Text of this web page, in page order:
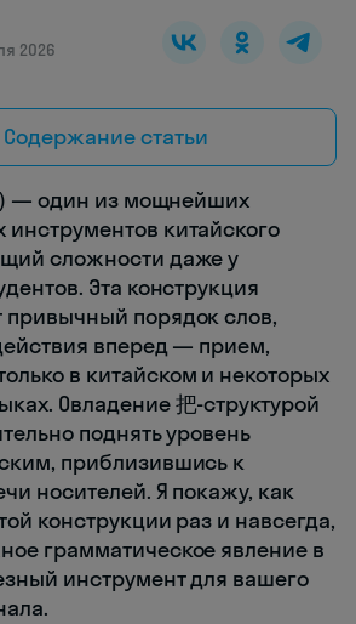
2026
Содержание статьи
— один из мощнейших
инструментов китайского
сложности даже у
Эта конструкция
привычный порядок слов,
вперед — прием,
в китайском и некоторых
Овладение 把-структурой
поднять уровень
приблизившись к
носителей. Я покажу, как
конструкции раз и навсегда,
грамматическое явление в
инструмент для вашего